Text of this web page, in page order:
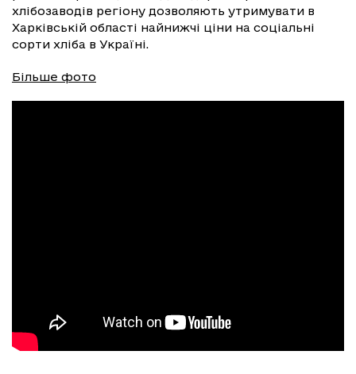
хлібозаводів регіону дозволяють утримувати в
Харківській області найнижчі ціни на соціальні
сорти хліба в Україні.
Більше фото